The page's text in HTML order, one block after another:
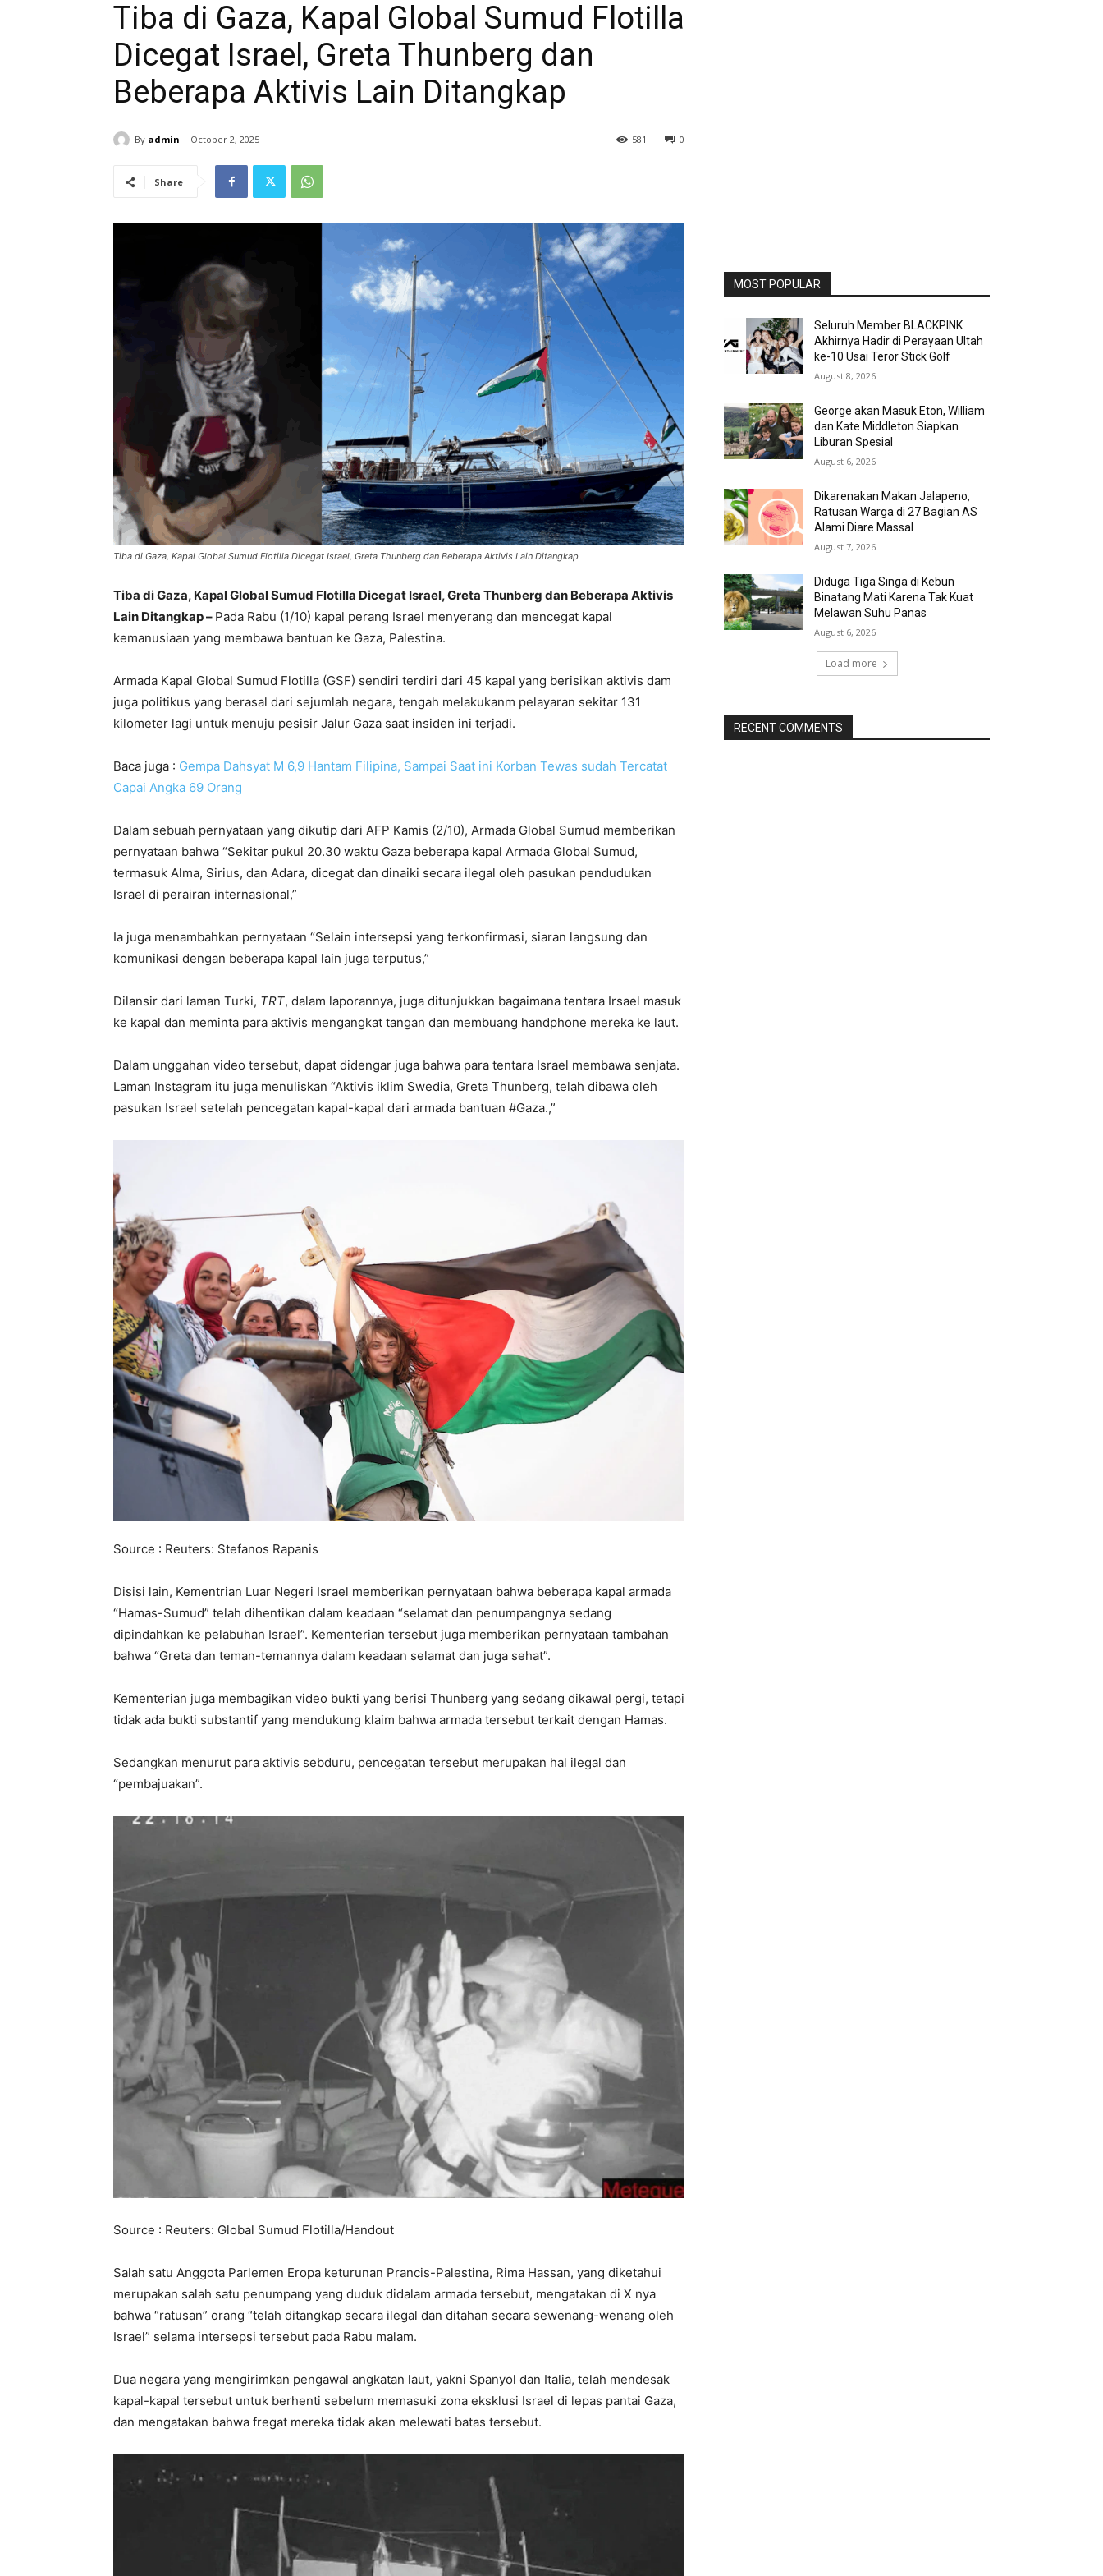
Tiba di Gaza, Kapal Global Sumud Flotilla
Dicegat Israel, Greta Thunberg dan
Beberapa Aktivis Lain Ditangkap
By admin October 2, 2025 0
581
Share
Tiba di Gaza, Kapal Global Sumud Flotilla Dicegat Israel, Greta Thunberg dan Beberapa Aktivis Lain Ditangkap
Tiba di Gaza, Kapal Global Sumud Flotilla Dicegat Israel, Greta Thunberg dan Beberapa Aktivis
Lain Ditangkap – Pada Rabu (1/10) kapal perang Israel menyerang dan mencegat kapal
kemanusiaan yang membawa bantuan ke Gaza, Palestina.
Armada Kapal Global Sumud Flotilla (GSF) sendiri terdiri dari 45 kapal yang berisikan aktivis dam
juga politikus yang berasal dari sejumlah negara, tengah melakukanm pelayaran sekitar 131
kilometer lagi untuk menuju pesisir Jalur Gaza saat insiden ini terjadi.
Baca juga : Gempa Dahsyat M 6,9 Hantam Filipina, Sampai Saat ini Korban Tewas sudah Tercatat
Capai Angka 69 Orang
Dalam sebuah pernyataan yang dikutip dari AFP Kamis (2/10), Armada Global Sumud memberikan
pernyataan bahwa “Sekitar pukul 20.30 waktu Gaza beberapa kapal Armada Global Sumud,
termasuk Alma, Sirius, dan Adara, dicegat dan dinaiki secara ilegal oleh pasukan pendudukan
Israel di perairan internasional,”
Ia juga menambahkan pernyataan “Selain intersepsi yang terkonfirmasi, siaran langsung dan
komunikasi dengan beberapa kapal lain juga terputus,”
Dilansir dari laman Turki, TRT, dalam laporannya, juga ditunjukkan bagaimana tentara Irsael masuk
ke kapal dan meminta para aktivis mengangkat tangan dan membuang handphone mereka ke laut.
Dalam unggahan video tersebut, dapat didengar juga bahwa para tentara Israel membawa senjata.
Laman Instagram itu juga menuliskan “Aktivis iklim Swedia, Greta Thunberg, telah dibawa oleh
pasukan Israel setelah pencegatan kapal-kapal dari armada bantuan #Gaza.,”
Source : Reuters: Stefanos Rapanis
Disisi lain, Kementrian Luar Negeri Israel memberikan pernyataan bahwa beberapa kapal armada
“Hamas-Sumud” telah dihentikan dalam keadaan “selamat dan penumpangnya sedang
dipindahkan ke pelabuhan Israel”. Kementerian tersebut juga memberikan pernyataan tambahan
bahwa “Greta dan teman-temannya dalam keadaan selamat dan juga sehat”.
Kementerian juga membagikan video bukti yang berisi Thunberg yang sedang dikawal pergi, tetapi
tidak ada bukti substantif yang mendukung klaim bahwa armada tersebut terkait dengan Hamas.
Sedangkan menurut para aktivis sebduru, pencegatan tersebut merupakan hal ilegal dan
“pembajuakan”.
Source : Reuters: Global Sumud Flotilla/Handout
Salah satu Anggota Parlemen Eropa keturunan Prancis-Palestina, Rima Hassan, yang diketahui
merupakan salah satu penumpang yang duduk didalam armada tersebut, mengatakan di X nya
bahwa “ratusan” orang “telah ditangkap secara ilegal dan ditahan secara sewenang-wenang oleh
Israel” selama intersepsi tersebut pada Rabu malam.
Dua negara yang mengirimkan pengawal angkatan laut, yakni Spanyol dan Italia, telah mendesak
kapal-kapal tersebut untuk berhenti sebelum memasuki zona eksklusi Israel di lepas pantai Gaza,
dan mengatakan bahwa fregat mereka tidak akan melewati batas tersebut.
MOST POPULAR
Seluruh Member BLACKPINK
Akhirnya Hadir di Perayaan Ultah
ke-10 Usai Teror Stick Golf
August 8, 2026
George akan Masuk Eton, William
dan Kate Middleton Siapkan
Liburan Spesial
August 6, 2026
Dikarenakan Makan Jalapeno,
Ratusan Warga di 27 Bagian AS
Alami Diare Massal
August 7, 2026
Diduga Tiga Singa di Kebun
Binatang Mati Karena Tak Kuat
Melawan Suhu Panas
August 6, 2026
Load more
RECENT COMMENTS